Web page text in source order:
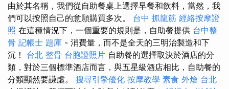
由於其名稱，我們從自助餐桌上選擇早餐和飲料，當然，我
們可以按照自己的意願購買多次。 台中 抓龍筋 經絡按摩證
照 在這種情況下，一個重要的規則是，自助餐提供 台中整
骨 記帳士 題庫 - 消費量，而不是全天的三明治製造和下
沉！ 台北 整骨 台胞證照片 自助餐的選擇取決於酒店的分
類，對於三個標準酒店而言，與五星級酒店相比，自助餐的
分類顯然要謙虛。 搜尋引擎優化 按摩教學 素食 外燴 台北